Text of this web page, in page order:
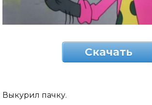
Скачать
Выкурил пачку.